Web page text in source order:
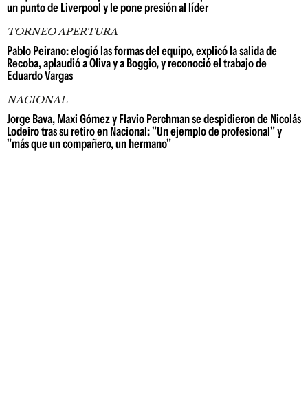
un punto de Liverpool y le pone presión al líder
TORNEO APERTURA
Pablo Peirano: elogió las formas del equipo, explicó la salida de
Recoba, aplaudió a Oliva y a Boggio, y reconoció el trabajo de
Eduardo Vargas
NACIONAL
Jorge Bava, Maxi Gómez y Flavio Perchman se despidieron de Nicolás
Lodeiro tras su retiro en Nacional: "Un ejemplo de profesional" y
"más que un compañero, un hermano"